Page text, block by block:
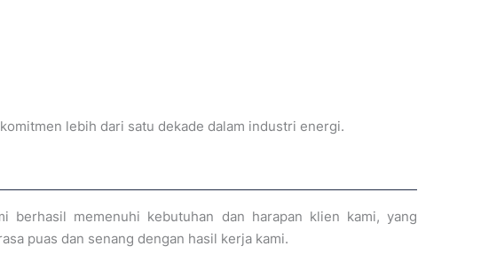
lebih dari satu dekade dalam industri energi.
berhasil memenuhi kebutuhan dan harapan klien kami, yang
puas dan senang dengan hasil kerja kami.